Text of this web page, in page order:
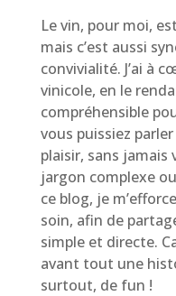
Le vin, pour moi,
mais c’est aussi
convivialité. J’ai à
vinicole, en le
compréhensible
vous puissiez
plaisir, sans
jargon complexe
ce blog, je
soin, afin de
simple et directe.
avant tout une
surtout, de fun !